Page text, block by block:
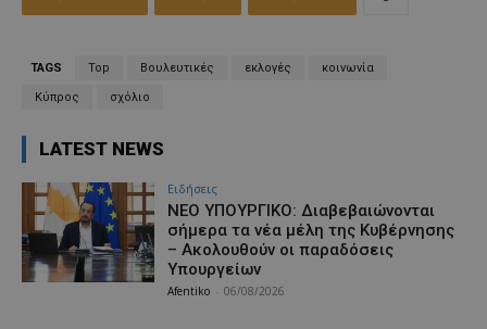
TAGS Top Βουλευτικές εκλογές κοινωνία
Κύπρος σχόλιο
LATEST NEWS
Ειδήσεις
ΝΕΟ ΥΠΟΥΡΓΙΚΟ: Διαβεβαιώνονται
σήμερα τα νέα μέλη της Κυβέρνησης
– Ακολουθούν οι παραδόσεις
Υπουργείων
Afentiko 06/08/2026